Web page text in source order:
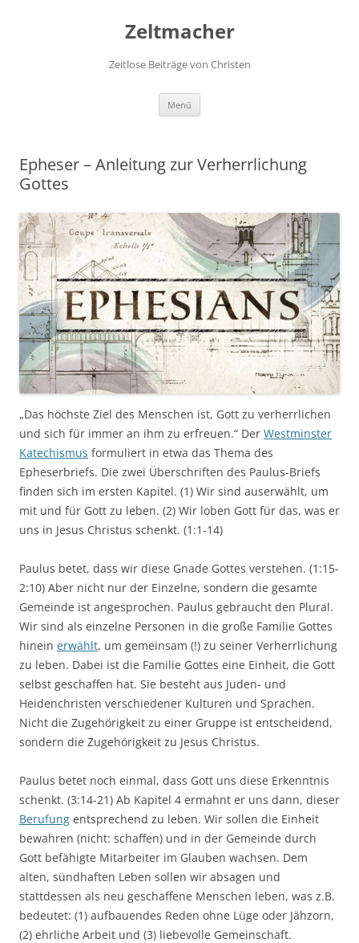
Zeltmacher
Zeitlose Beiträge von Christen
Menü
Epheser – Anleitung zur Verherrlichung
Gottes
„Das höchste Ziel des Menschen ist, Gott zu verherrlichen
und sich für immer an ihm zu erfreuen.“ Der Westminster
Katechismus formuliert in etwa das Thema des
Epheserbriefs. Die zwei Überschriften des Paulus-Briefs
finden sich im ersten Kapitel. (1) Wir sind auserwählt, um
mit und für Gott zu leben. (2) Wir loben Gott für das, was er
uns in Jesus Christus schenkt. (1:1-14)
Paulus betet, dass wir diese Gnade Gottes verstehen. (1:15-
2:10) Aber nicht nur der Einzelne, sondern die gesamte
Gemeinde ist angesprochen. Paulus gebraucht den Plural.
Wir sind als einzelne Personen in die große Familie Gottes
hinein erwählt, um gemeinsam (!) zu seiner Verherrlichung
zu leben. Dabei ist die Familie Gottes eine Einheit, die Gott
selbst geschaffen hat. Sie besteht aus Juden- und
Heidenchristen verschiedener Kulturen und Sprachen.
Nicht die Zugehörigkeit zu einer Gruppe ist entscheidend,
sondern die Zugehörigkeit zu Jesus Christus.
Paulus betet noch einmal, dass Gott uns diese Erkenntnis
schenkt. (3:14-21) Ab Kapitel 4 ermahnt er uns dann, dieser
Berufung entsprechend zu leben. Wir sollen die Einheit
bewahren (nicht: schaffen) und in der Gemeinde durch
Gott befähigte Mitarbeiter im Glauben wachsen. Dem
alten, sündhaften Leben sollen wir absagen und
stattdessen als neu geschaffene Menschen leben, was z.B.
bedeutet: (1) aufbauendes Reden ohne Lüge oder Jähzorn,
(2) ehrliche Arbeit und (3) liebevolle Gemeinschaft.